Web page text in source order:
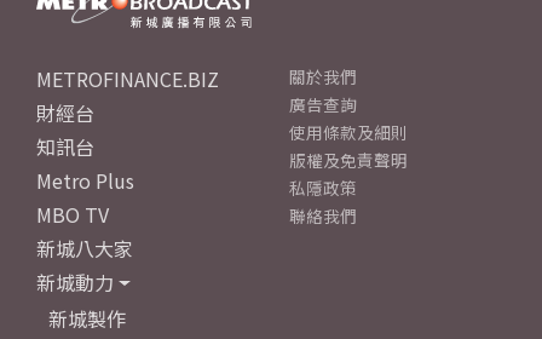
METROFINANCE.BIZ
財經台
知訊台
Metro Plus
MBO TV
新城八大家
新城動力
新城製作
關於我們
廣告查詢
使用條款及細則
版權及免責聲明
私隱政策
聯絡我們